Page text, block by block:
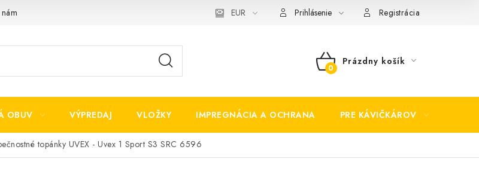
EUR Prihlásenie Registrácia
NÁKUPNÝ
Prázdny košík
OBUV VÝPREDAJ VLOŽKY IMPREGNÁCIA A OCHRANA PRE KÁVIČKÁROV
topánky UVEX - Uvex 1 Sport S3 SRC 6596